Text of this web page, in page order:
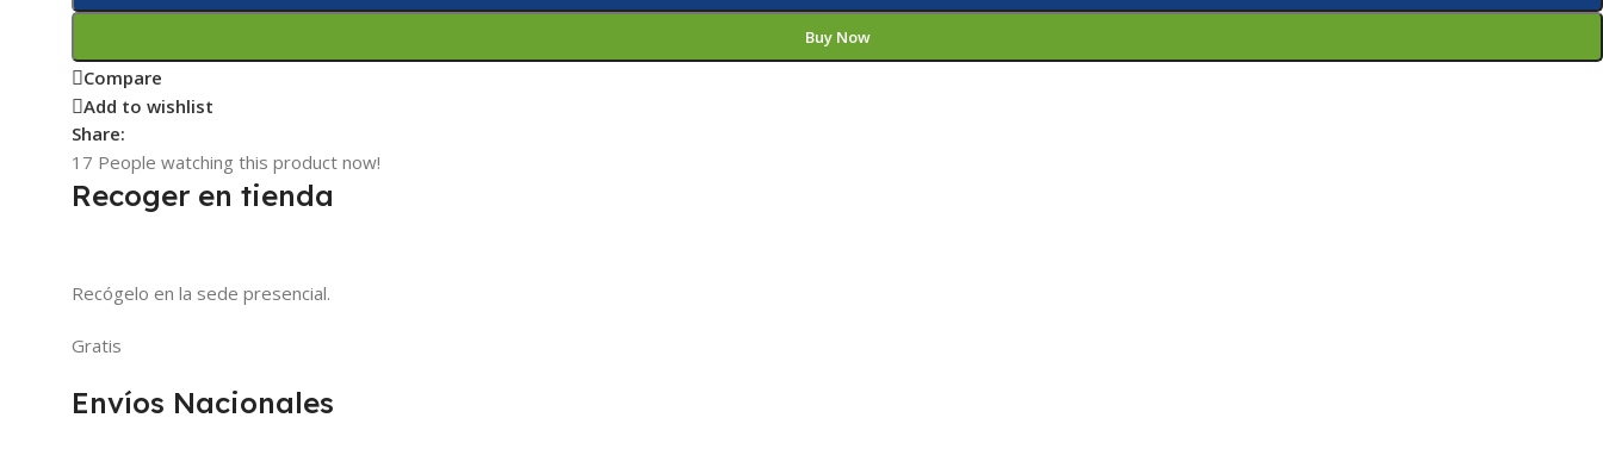
Buy Now
Compare
Add to wishlist
Share:
17 People watching this product now!
Recoger en tienda
Recógelo en la sede presencial.
Gratis
Envíos Nacionales